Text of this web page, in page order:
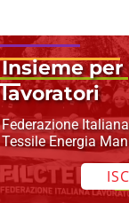
Insieme
lavoratori
Federazione
Tessile Energia